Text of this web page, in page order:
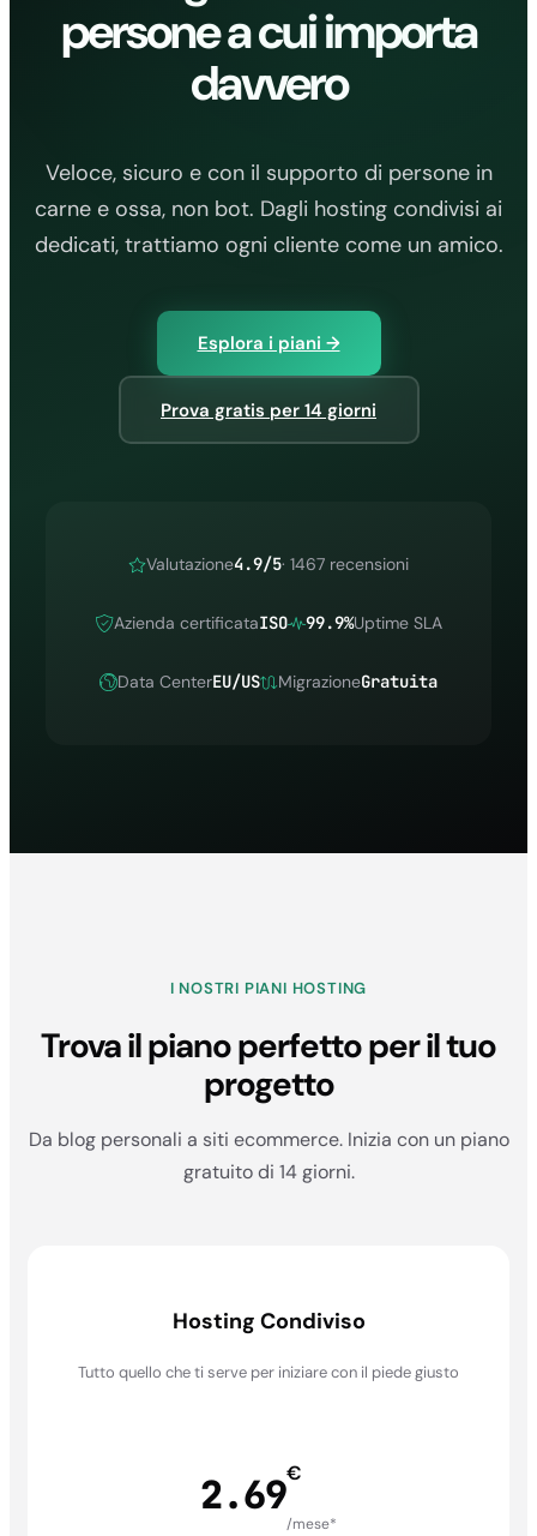
persone a cui importa
davvero
Veloce, sicuro e con il supporto di persone in
carne e ossa, non bot. Dagli hosting condivisi ai
dedicati, trattiamo ogni cliente come un amico.
Esplora i piani →
Prova gratis per 14 giorni
Valutazione4.9/5· 1467 recensioni
Azienda certificataISO 99.9%Uptime SLA
Data CenterEU/US MigrazioneGratuita
I NOSTRI PIANI HOSTING
Trova il piano perfetto per il tuo
progetto
Da blog personali a siti ecommerce. Inizia con un piano
gratuito di 14 giorni.
Hosting Condiviso
Tutto quello che ti serve per iniziare con il piede giusto
2.69€
/mese*